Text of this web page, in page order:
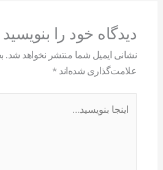
دیدگاه‌ خود را بنویسید
نشانی ایمیل شما منتشر نخواهد شد.
علامت‌گذاری شده‌اند*
بنویسید…